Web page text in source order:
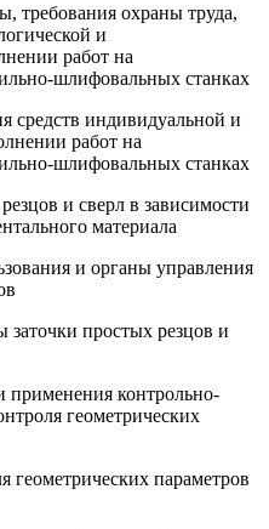
требования охраны труда,
и
работ на
шлифовальных станках
средств индивидуальной и
работ на
шлифовальных станках
и сверл в зависимости
материала
и органы управления
простых резцов и
применения контрольно-
геометрических
параметров